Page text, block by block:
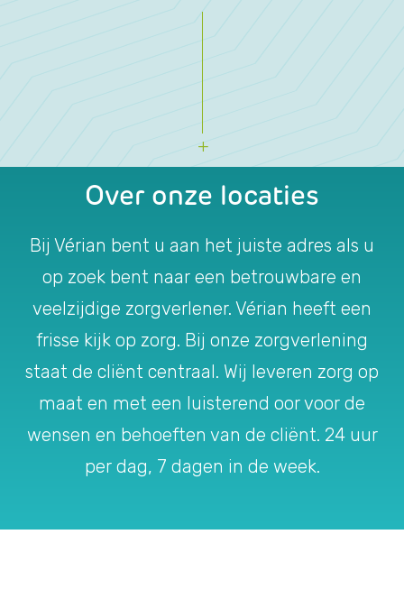
Over onze locaties
Bij Vérian bent u aan het juiste adres als u
op zoek bent naar een betrouwbare en
veelzijdige zorgverlener. Vérian heeft een
frisse kijk op zorg. Bij onze zorgverlening
staat de cliënt centraal. Wij leveren zorg op
maat en met een luisterend oor voor de
wensen en behoeften van de cliënt. 24 uur
per dag, 7 dagen in de week.